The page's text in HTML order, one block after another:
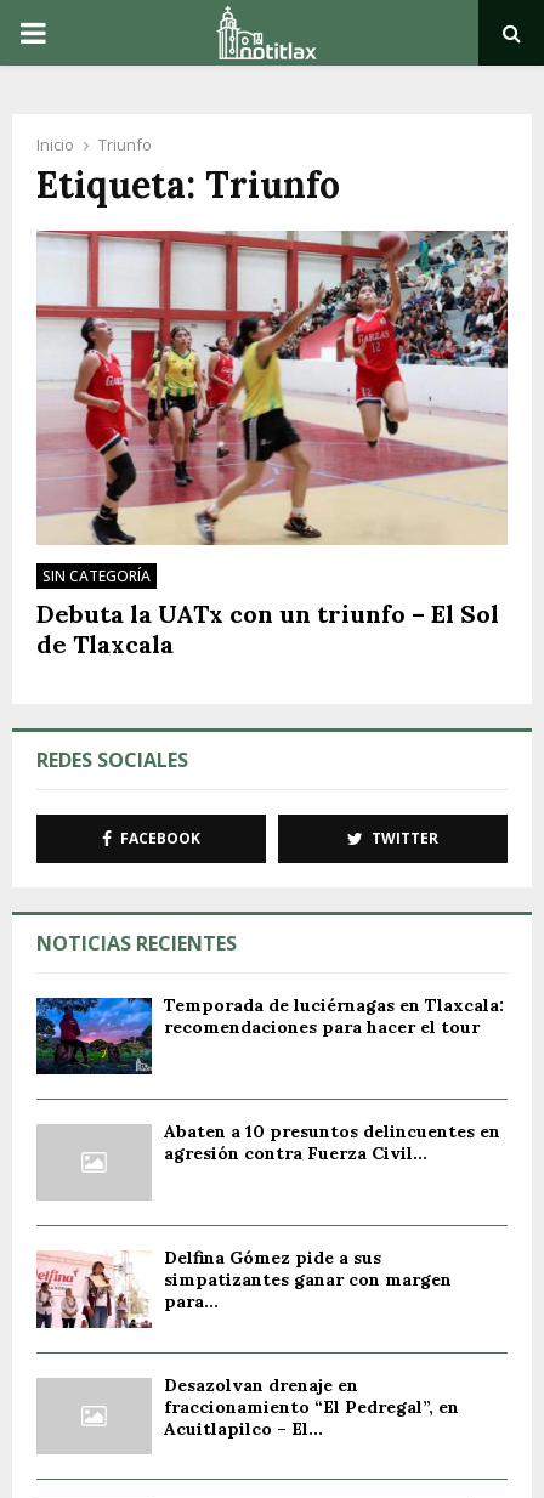
PRIMARY
Inicio Triunfo
Etiqueta: Triunfo
SIN CATEGORÍA
Debuta la UATx con un triunfo – El Sol
de Tlaxcala
REDES SOCIALES
FACEBOOK TWITTER
NOTICIAS RECIENTES
Temporada de luciérnagas en Tlaxcala:
recomendaciones para hacer el tour
Abaten a 10 presuntos delincuentes en
agresión contra Fuerza Civil...
Delfina Gómez pide a sus
simpatizantes ganar con margen
para...
Desazolvan drenaje en
fraccionamiento “El Pedregal”, en
Acuitlapilco – El...